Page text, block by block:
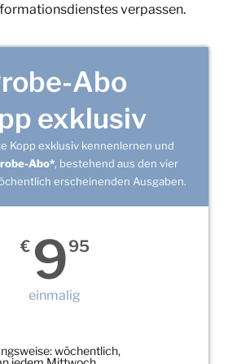
verpassen.
Abo
exklusiv
Kopp exklusiv kennenlernen und
Abo*, bestehend aus den vier
erscheinenden Ausgaben.
€ 995
einmalig
wöchentlich,